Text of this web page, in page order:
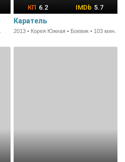
6.2 5.7
Каратель
2013 • Корея Южная • Боевик • 103 мин.